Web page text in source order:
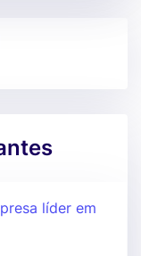
líder em